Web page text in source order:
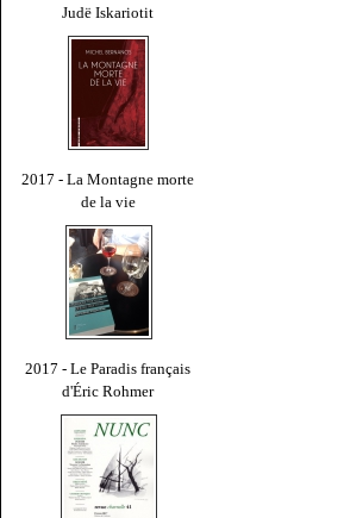
Judë Iskariotit
2017 - La Montagne morte
de la vie
2017 - Le Paradis français
d'Éric Rohmer